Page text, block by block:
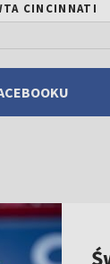
CINCINNATI